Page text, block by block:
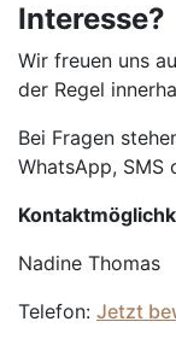
Interesse?
Wir freuen uns
der Regel
Bei Fragen
WhatsApp, SMS
Nadine Thomas
Telefon: Jetzt